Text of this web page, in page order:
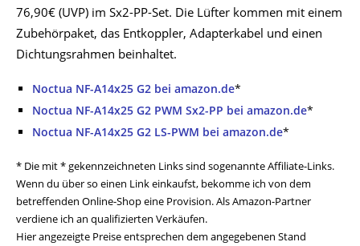
76,90€ (UVP) im Sx2-PP-Set. Die Lüfter kommen mit einem
Zubehörpaket, das Entkoppler, Adapterkabel und einen
Dichtungsrahmen beinhaltet.
Noctua NF-A14x25 G2 bei amazon.de*
Noctua NF-A14x25 G2 PWM Sx2-PP bei amazon.de*
Noctua NF-A14x25 G2 LS-PWM bei amazon.de*
* Die mit * gekennzeichneten Links sind sogenannte Affiliate-Links.
Wenn du über so einen Link einkaufst, bekomme ich von dem
betreffenden Online-Shop eine Provision. Als Amazon-Partner
verdiene ich an qualifizierten Verkäufen.
Hier angezeigte Preise entsprechen dem angegebenen Stand